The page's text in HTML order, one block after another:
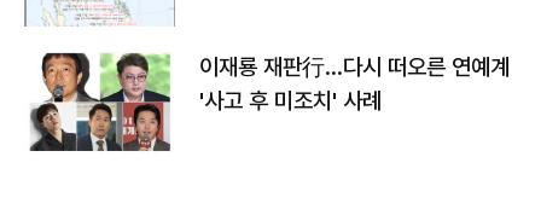
이재룡 재판行…다시 떠오른 연예계
'사고 후 미조치' 사례